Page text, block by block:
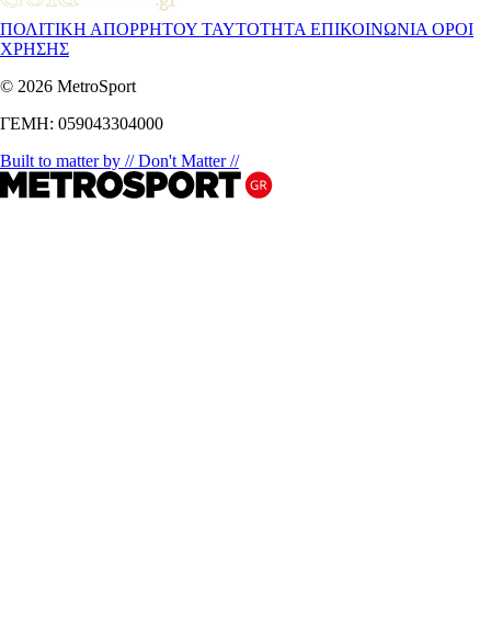
ΠΟΛΙΤΙΚΗ ΑΠΟΡΡΗΤΟΥ ΤΑΥΤΟΤΗΤΑΕΠΙΚΟΙΝΩΝΙΑΟΡΟΙ
ΧΡΗΣΗΣ
© 2026 MetroSport
ΓΕΜΗ: 059043304000
Built to matter by // Don't Matter //